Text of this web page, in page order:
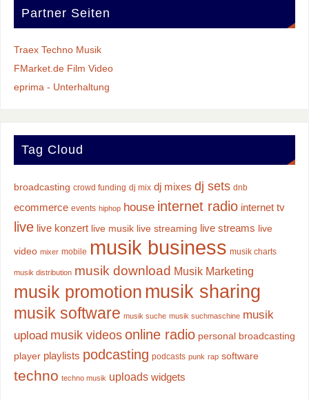
Partner Seiten
Traex Techno Musik
FMarket.de Film Video
eprima - Unterhaltung
Tag Cloud
broadcasting crowd funding dj mix dj mixes dj sets dnb
ecommerce events hiphop house internet radio internet tv
live live konzert live musik live streaming live streams live
video mixer mobile musik business musik charts
musik distribution musik download Musik Marketing
musik promotion musik sharing
musik software musik suche musik suchmaschine musik
upload musik videos online radio personal broadcasting
player playlists podcasting podcasts punk rap software
techno techno musik uploads widgets